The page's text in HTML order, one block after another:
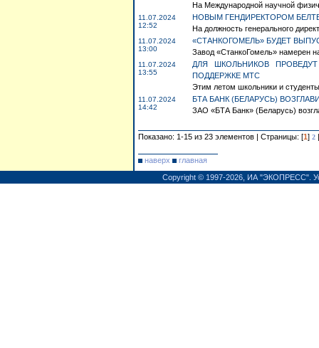
На Международной научной
11.07.2024
12:52
НОВЫМ ГЕНДИРЕКТОРОМ
На должность генерального
11.07.2024
13:00
«СТАНКОГОМЕЛЬ» БУДЕТ
Завод «СтанкоГомель» намерен
11.07.2024
13:55
ДЛЯ ШКОЛЬНИКОВ
ПОДДЕРЖКЕ МТС
Этим летом школьники и
11.07.2024
14:42
БТА БАНК (БЕЛАРУСЬ)
ЗАО «БТА Банк» (Беларусь)
Показано: 1-15 из 23 элементов | Страницы: [1] 2 |
наверх
главная
Copyright © 1997-2026, ИА "ЭКОПРЕСС".